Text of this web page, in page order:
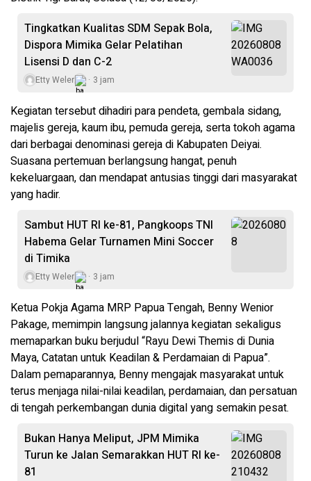
Tingkatkan Kualitas SDM Sepak Bola,
Dispora Mimika Gelar Pelatihan
Lisensi D dan C-2
Etty Weler 3 jam
Kegiatan tersebut dihadiri para pendeta, gembala sidang,
majelis gereja, kaum ibu, pemuda gereja, serta tokoh agama
dari berbagai denominasi gereja di Kabupaten Deiyai.
Suasana pertemuan berlangsung hangat, penuh
kekeluargaan, dan mendapat antusias tinggi dari masyarakat
yang hadir.
Sambut HUT RI ke-81, Pangkoops TNI
Habema Gelar Turnamen Mini Soccer
di Timika
Etty Weler 3 jam
Ketua Pokja Agama MRP Papua Tengah, Benny Wenior
Pakage, memimpin langsung jalannya kegiatan sekaligus
memaparkan buku berjudul “Rayu Dewi Themis di Dunia
Maya, Catatan untuk Keadilan & Perdamaian di Papua”.
Dalam pemaparannya, Benny mengajak masyarakat untuk
terus menjaga nilai-nilai keadilan, perdamaian, dan persatuan
di tengah perkembangan dunia digital yang semakin pesat.
Bukan Hanya Meliput, JPM Mimika
Turun ke Jalan Semarakkan HUT RI ke-
81